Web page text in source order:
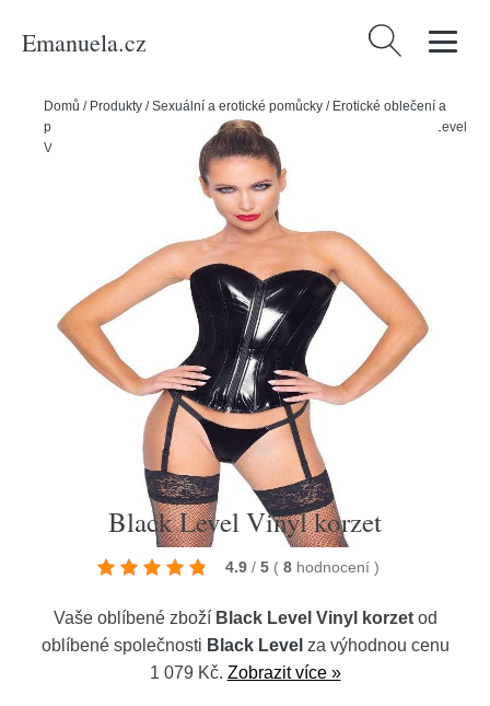
Emanuela.cz Vyhledávání
Domů / Produkty /Sexuální a erotické pomůcky / Erotické oblečení a
prádlo
Dámské erotické prádlo/Dámské erotické korzety
Black Level
Vinyl korzet
Black Level Vinyl korzet
4.9 / 5 ( 8 hodnocení )
Vaše oblíbené zboží Black Level Vinyl korzetod
oblíbené společnosti Black Level za výhodnou cenu
1 079 Kč. Zobrazit více »